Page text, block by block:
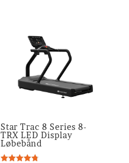
Star Trac 8 Series 8-
TRX LED Display
Løbebånd